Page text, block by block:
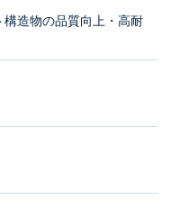
構造物の品質向上・高耐